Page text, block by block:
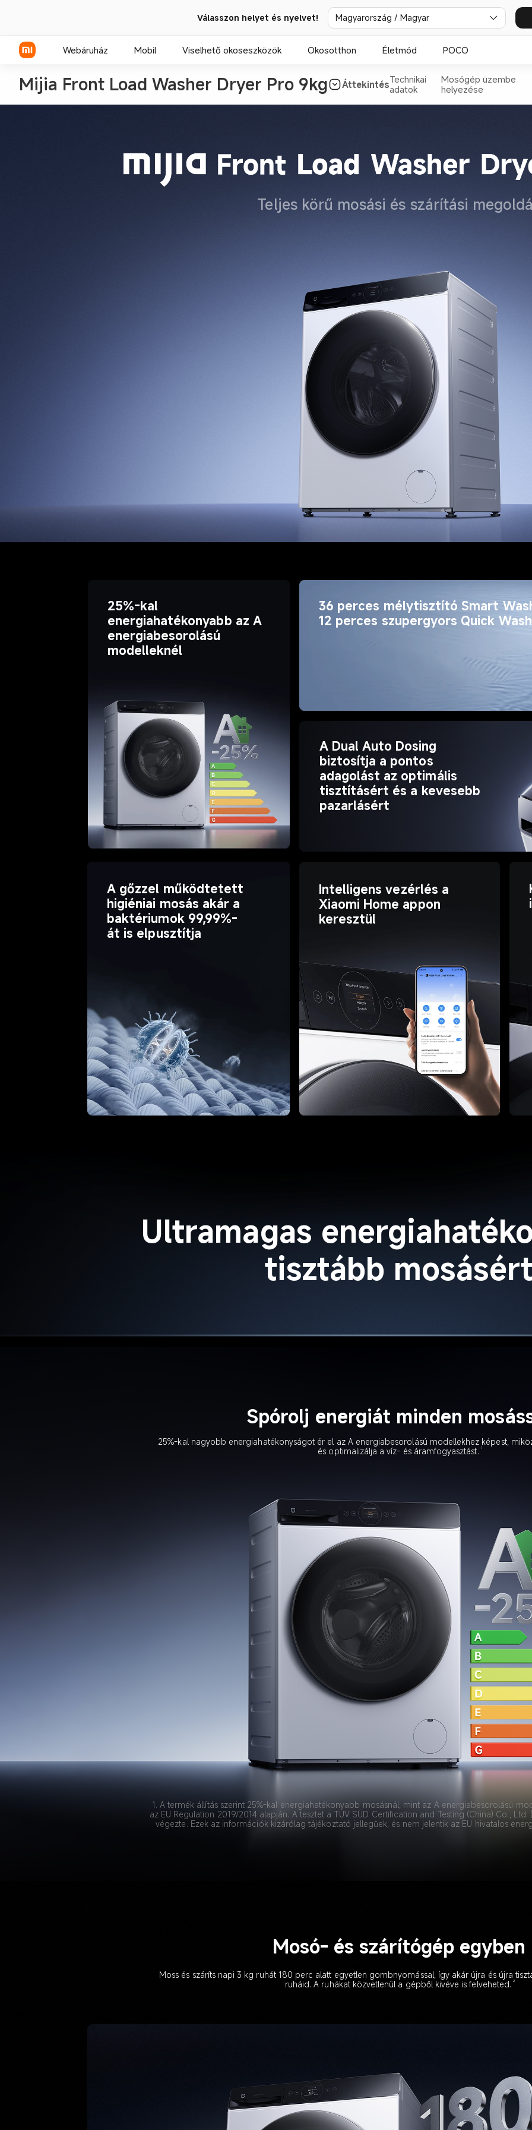
Válasszon helyet és nyelvet! Magyarország / Magyar
Webáruház Mobil Viselhető okoseszközök Okosotthon Életmód POCO
ÁttekintésTechnikai
adatok
Mosógép üzembe
helyezése
Teljes körű mosási és szárítási
25%-kal
energiahatékonyabb az A
energiabesorolású
modelleknél
36 perces mélytisztító Smart
12 perces szupergyors Quick Wash
A Dual Auto Dosing
biztosítja a pontos
adagolást az optimális
tisztításért és a kevesebb
pazarlásért
A gőzzel működtetett
higiéniai mosás akár a
baktériumok 99,99%-
át is elpusztítja
Intelligens vezérlés a
Xiaomi Home appon
keresztül
Ultramagas
tisztább
Spórolj energiát minden
25%-kal nagyobb energiahatékonyságot ér el az A energiabesorolású modellekhez képest,
és optimalizálja a víz- és áramfogyasztást. 1
1. A termék állítás szerint 25%-kal energiahatékonyabb mosásnál, mint az A energiabesorolású
az EU Regulation 2019/2014 alapján. A tesztet a TÜV SÜD Certification and Testing (China) Co.,
végezte. Ezek az információk kizárólag tájékoztató jellegűek, és nem jelentik az EU hivatalos
Mosó- és szárítógép egyben
Moss és száríts napi 3 kg ruhát 180 perc alatt egyetlen gombnyomással, így akár újra és újra
ruháid. A ruhákat közvetlenül a gépből kivéve is felveheted. 2